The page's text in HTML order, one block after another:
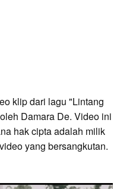
klip dari lagu "Lintang
Damara De. Video ini
hak cipta adalah milik
yang bersangkutan.